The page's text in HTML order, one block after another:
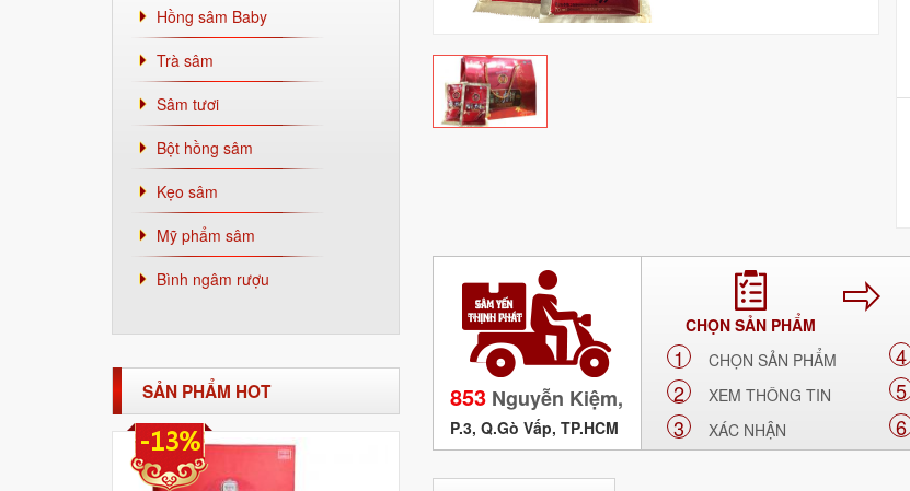
Hồng sâm Baby
Trà sâm
Sâm tươi
Bột hồng sâm
Kẹo sâm
Mỹ phẩm sâm
Bình ngâm rượu
SẢN PHẨM HOT
-13%
853Nguyễn Kiệm,
P.3, Q.Gò Vấp, TP.HCM
CHỌN SẢN PHẨM
1 CHỌN SẢN PHẨM
2 XEM THÔNG TIN
3 XÁC NHẬN
4
5
6